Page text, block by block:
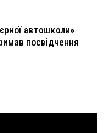
автошколи»
посвідчення